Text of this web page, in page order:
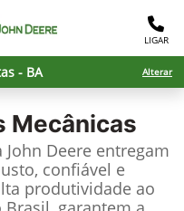
LIGAR
- BA Alterar
Mecânicas
Deere entregam
confiável e
produtividade ao